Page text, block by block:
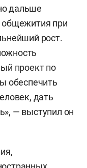
дальше
общежития при
рост.
проект по
обеспечить
дать
— выступил он